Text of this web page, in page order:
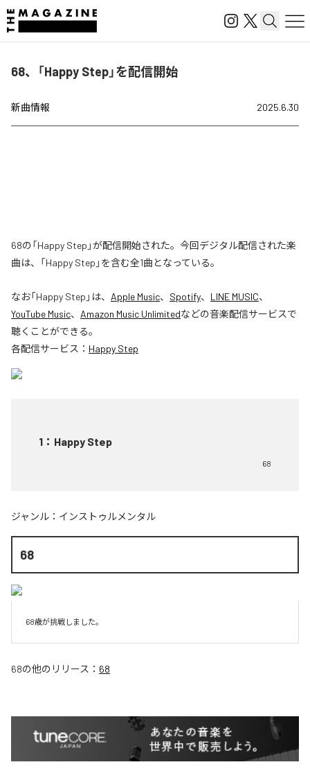
68、「Happy Step」を配信開始
新曲情報 2025.6.30
68の「Happy Step」が配信開始された。今回デジタル配信された楽
曲は、「Happy Step」を含む全1曲となっている。
なお「Happy Step 」は、 Apple Music、 Spotify、 LINE MUSIC、
YouTube Music、 Amazon Music Unlimitedなどの音楽配信サービスで
聴くことができる。
各配信サービス： Happy Step
1 ： Happy Step
68
ジャンル： インストゥルメンタル
68
68歳が挑戦しました。
68の他のリリース： 68